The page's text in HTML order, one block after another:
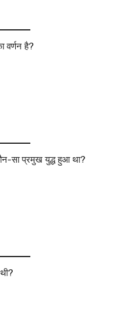
वर्णन है?
सा प्रमुख युद्ध हुआ था?